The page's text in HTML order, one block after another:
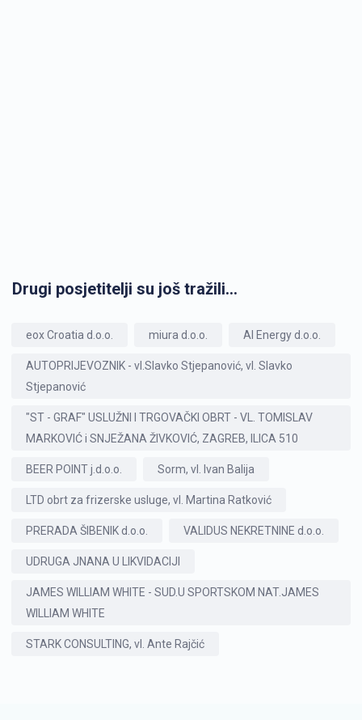
Drugi posjetitelji su još tražili...
eox Croatia d.o.o. miura d.o.o. AI Energy d.o.o.
AUTOPRIJEVOZNIK - vl.Slavko Stjepanović, vl. Slavko
Stjepanović
"ST - GRAF" USLUŽNI I TRGOVAČKI OBRT - VL. TOMISLAV
MARKOVIĆ i SNJEŽANA ŽIVKOVIĆ, ZAGREB, ILICA 510
BEER POINT j.d.o.o. Sorm, vl. Ivan Balija
LTD obrt za frizerske usluge, vl. Martina Ratković
PRERADA ŠIBENIK d.o.o. VALIDUS NEKRETNINE d.o.o.
UDRUGA JNANA U LIKVIDACIJI
JAMES WILLIAM WHITE - SUD.U SPORTSKOM NAT.JAMES
WILLIAM WHITE
STARK CONSULTING, vl. Ante Rajčić